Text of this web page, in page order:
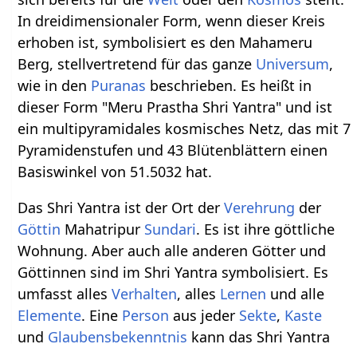
In dreidimensionaler Form, wenn dieser Kreis
erhoben ist, symbolisiert es den Mahameru
Berg, stellvertretend für das ganze Universum,
wie in den Puranas beschrieben. Es heißt in
dieser Form "Meru Prastha Shri Yantra" und ist
ein multipyramidales kosmisches Netz, das mit 7
Pyramidenstufen und 43 Blütenblättern einen
Basiswinkel von 51.5032 hat.
Das Shri Yantra ist der Ort derVerehrung der
Göttin Mahatripur Sundari. Es ist ihre göttliche
Wohnung. Aber auch alle anderen Götter und
Göttinnen sind im Shri Yantra symbolisiert. Es
umfasst allesVerhalten, alles Lernen und alle
Elemente. Eine Person aus jeder Sekte, Kaste
und Glaubensbekenntnis kann das Shri Yantra